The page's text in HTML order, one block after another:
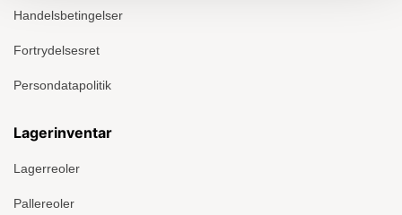
Handelsbetingelser
Fortrydelsesret
Persondatapolitik
Lagerinventar
Lagerreoler
Pallereoler